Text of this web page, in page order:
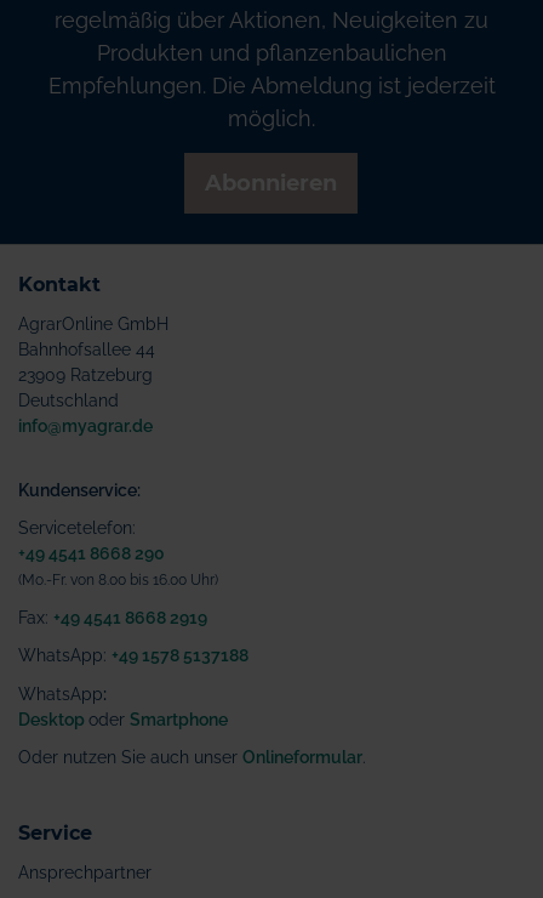
regelmäßig über Aktionen, Neuigkeiten zu
Produkten und pflanzenbaulichen
Empfehlungen. Die Abmeldung ist jederzeit
möglich.
Kontakt
AgrarOnline GmbH
Bahnhofsallee 44
23909 Ratzeburg
Deutschland
info@myagrar.de
Kundenservice:
Servicetelefon:
+49 4541 8668 290
(Mo.-Fr. von 8.00 bis 16.00 Uhr)
Fax: +49 4541 8668 2919
WhatsApp: +49 1578 5137188
WhatsApp:
Desktop oder Smartphone
Oder nutzen Sie auch unser Onlineformular
Service
Ansprechpartner